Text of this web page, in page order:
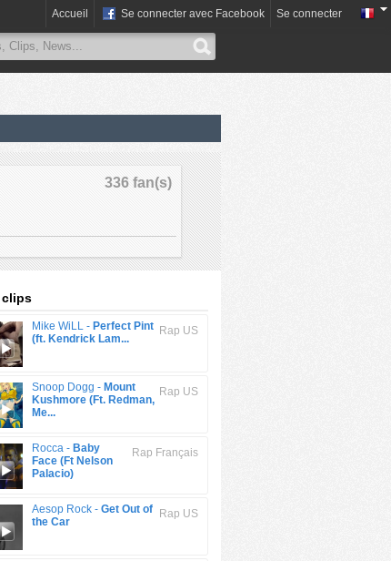
Accueil Se connecter avec Facebook Se connecter
336 fan(s)
clips
Rap US
Mike WiLL - Perfect Pint
(ft. Kendrick Lam...
Rap US
Snoop Dogg - Mount
Kushmore (Ft. Redman,
Me...
Rap Français
Rocca - Baby
Face (Ft Nelson
Palacio)
Rap US
Aesop Rock - Get Out of
the Car